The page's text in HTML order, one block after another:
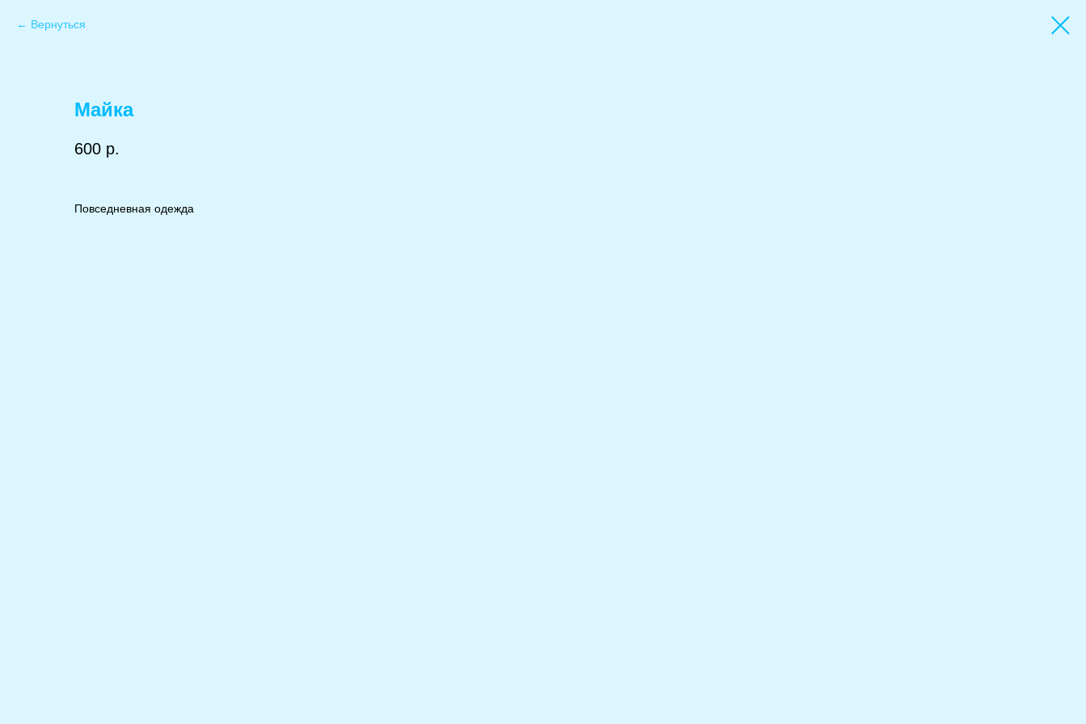
Вернуться
Майка
600 р.
Повседневная одежда